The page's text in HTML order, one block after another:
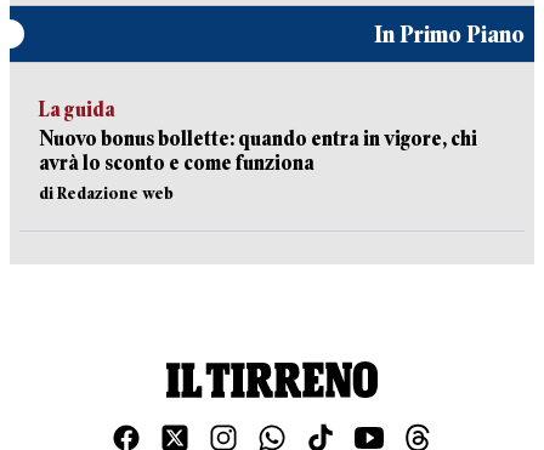
In Primo Piano
La guida
Nuovo bonus bollette: quando entra in vigore, chi
avrà lo sconto e come funziona
di Redazione web